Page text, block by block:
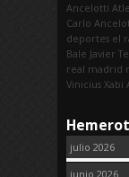
Ancelotti
Carlo
deportes el
Bale Javier
real madrid
Vinicius Xabi
julio 2026
junio 2026